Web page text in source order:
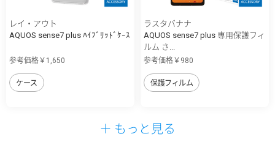
レイ・アウト
AQUOS sense7 plus ﾊｲﾌﾞﾘｯﾄﾞｹｰｽ
参考価格￥1,650
ケース
ラスタバナナ
AQUOS sense7 plus 専用保護フィ
ルム さ...
参考価格￥980
保護フィルム
＋ もっと見る